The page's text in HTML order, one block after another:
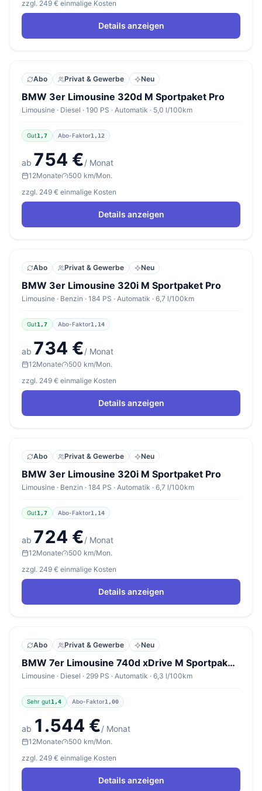
zzgl. 249 € einmalige Kosten
Details anzeigen
Abo Privat & Gewerbe Neu
BMW 3er Limousine 320d M Sportpaket Pro
Limousine · Diesel · 190 PS · Automatik · 5,0 l/100km
Gut1,7 Abo-Faktor1,12
ab 754 €/ Monat
12Monate
500 km/Mon.
zzgl. 249 € einmalige Kosten
Details anzeigen
Abo Privat & Gewerbe Neu
BMW 3er Limousine 320i M Sportpaket Pro
Limousine · Benzin · 184 PS · Automatik · 6,7 l/100km
Gut1,7 Abo-Faktor1,14
ab 734 €/ Monat
12Monate
500 km/Mon.
zzgl. 249 € einmalige Kosten
Details anzeigen
Abo Privat & Gewerbe Neu
BMW 3er Limousine 320i M Sportpaket Pro
Limousine · Benzin · 184 PS · Automatik · 6,7 l/100km
Gut1,7 Abo-Faktor1,14
ab 724 €/ Monat
12Monate
500 km/Mon.
zzgl. 249 € einmalige Kosten
Details anzeigen
Abo Privat & Gewerbe Neu
BMW 7er Limousine 740d xDrive M Sportpaket Pro
Limousine · Diesel · 299 PS · Automatik · 6,3 l/100km
Sehr gut1,4 Abo-Faktor1,00
ab 1.544 €/ Monat
12Monate
500 km/Mon.
zzgl. 249 € einmalige Kosten
Details anzeigen